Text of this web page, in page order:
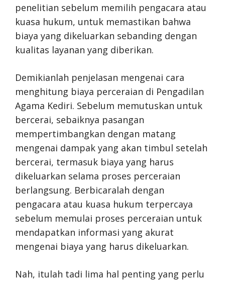
penelitian sebelum memilih pengacara atau
kuasa hukum, untuk memastikan bahwa
biaya yang dikeluarkan sebanding dengan
kualitas layanan yang diberikan.
Demikianlah penjelasan mengenai cara
menghitung biaya perceraian di Pengadilan
Agama Kediri. Sebelum memutuskan untuk
bercerai, sebaiknya pasangan
mempertimbangkan dengan matang
mengenai dampak yang akan timbul setelah
bercerai, termasuk biaya yang harus
dikeluarkan selama proses perceraian
berlangsung. Berbicaralah dengan
pengacara atau kuasa hukum terpercaya
sebelum memulai proses perceraian untuk
mendapatkan informasi yang akurat
mengenai biaya yang harus dikeluarkan.
Nah, itulah tadi lima hal penting yang perlu